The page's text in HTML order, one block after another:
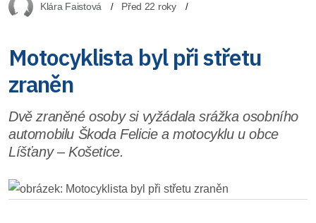
Klára Faistová Před 22 roky
Motocyklista byl při střetu
zraněn
Dvě zraněné osoby si vyžádala srážka osobního
automobilu Škoda Felicie a motocyklu u obce
Líšťany – Košetice.